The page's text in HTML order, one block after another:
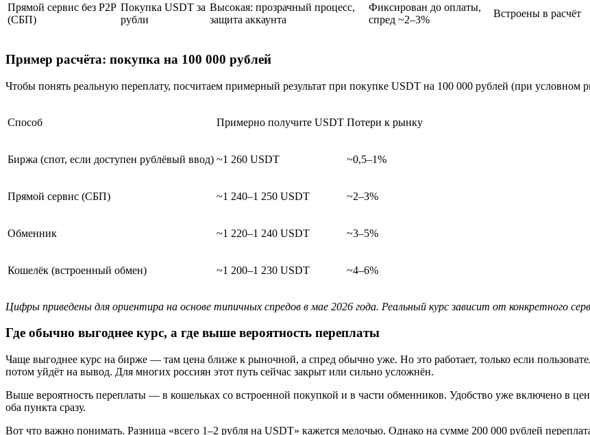
Прямой сервис без P2P
(СБП)
Покупка USDT за
рубли
Высокая: прозрачный процесс,
защита аккаунта
Фиксирован до оплаты,
спред ~2–3%
Встроены в расчёт
Пример расчёта: покупка на 100 000 рублей
Чтобы понять реальную переплату, посчитаем примерный результат при покупке USDT на 100 000 рублей (при условном
Способ Примерно получите USDT Потери к рынку
Биржа (спот, если доступен рублёвый ввод) ~1 260 USDT ~0,5–1%
Прямой сервис (СБП) ~1 240–1 250 USDT ~2–3%
Обменник ~1 220–1 240 USDT ~3–5%
Кошелёк (встроенный обмен) ~1 200–1 230 USDT ~4–6%
Цифры приведены для ориентира на основе типичных спредов в мае 2026 года. Реальный курс зависит от конкретного
Где обычно выгоднее курс, а где выше вероятность переплаты
Чаще выгоднее курс на бирже — там цена ближе к рыночной, а спред обычно уже. Но это работает, только если
потом уйдёт на вывод. Для многих россиян этот путь сейчас закрыт или сильно усложнён.
Выше вероятность переплаты — в кошельках со встроенной покупкой и в части обменников. Удобство уже включено в
оба пункта сразу.
Вот что важно понимать. Разница «всего 1–2 рубля на USDT» кажется мелочью. Однако на сумме 200 000 рублей